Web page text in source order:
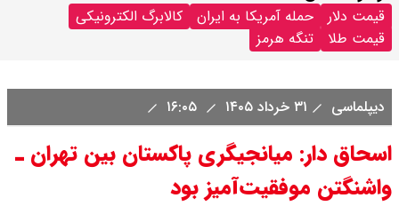
قیمت دلار حمله آمریکا به ایران
کالابرگ الکترونیکی
قیمت طلا
تنگه هرمز
دیپلماسی ۳۱ خرداد ۱۴۰۵
اسحاق دار: میانجیگری پاکستان بین تهران ـ
واشنگتن موفقیت‌آمیز بود